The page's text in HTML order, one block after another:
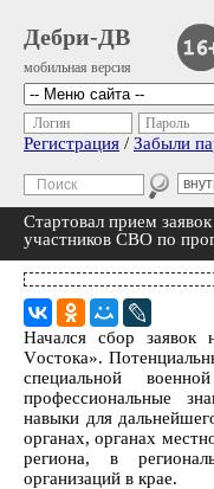
Дебри-ДВ
мобильная версия
Логин Пароль
Регистрация / Забыли
Стартовал прием
участников СВО по
Начался сбор заявок
Vостока».
специальной
профессиональные
навыки для
органах, органах
региона, в
организаций в крае.